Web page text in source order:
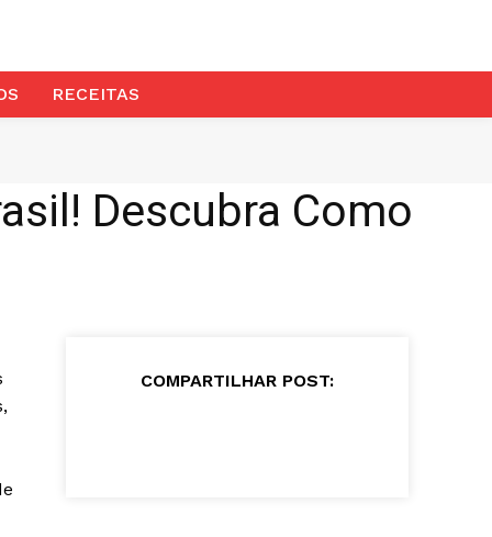
RECEITAS
Descubra Como
COMPARTILHAR POST: